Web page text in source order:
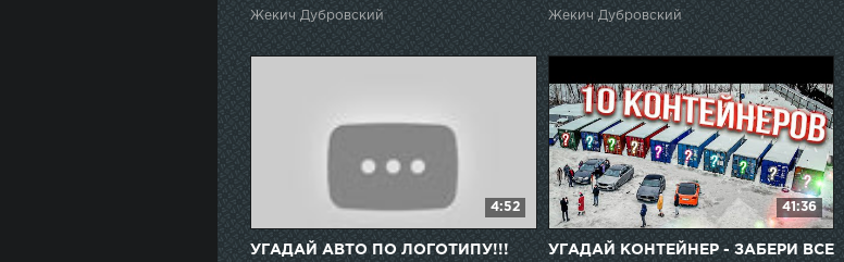
Жекич Дубровский
Булкин, подписчик
Жекич Дубровский
4:52
УГАДАЙ АВТО ПО ЛОГОТИПУ!!!
41:36
УГАДАЙ КОНТЕЙНЕР - ЗАБЕРИ ВСЕ